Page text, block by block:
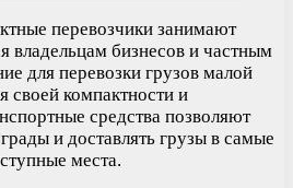
перевозчики занимают
владельцам бизнесов и частным
для перевозки грузов малой
своей компактности и
средства позволяют
и доставлять грузы в самые
места.